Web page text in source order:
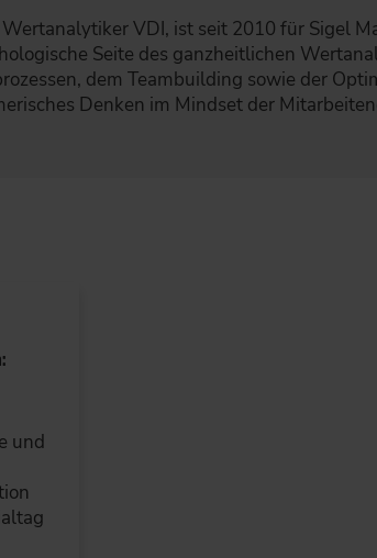
VDI, ist seit 2010 für Sigel
Seite des ganzheitlichen
dem Teambuilding sowie der
Denken im Mindset der
und